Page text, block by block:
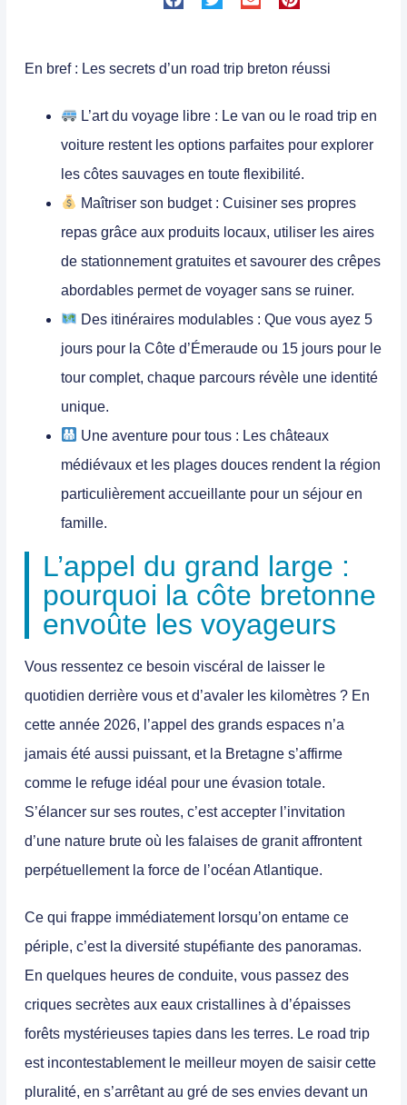
En bref : Les secrets d’un road trip breton réussi
L’art du voyage libre : Le van ou le road trip en
voiture restent les options parfaites pour explorer
les côtes sauvages en toute flexibilité.
Maîtriser son budget : Cuisiner ses propres
repas grâce aux produits locaux, utiliser les aires
de stationnement gratuites et savourer des crêpes
abordables permet de voyager sans se ruiner.
Des itinéraires modulables : Que vous ayez 5
jours pour la Côte d’Émeraude ou 15 jours pour le
tour complet, chaque parcours révèle une identité
unique.
Une aventure pour tous : Les châteaux
médiévaux et les plages douces rendent la région
particulièrement accueillante pour un séjour en
famille.
L’appel du grand large :
pourquoi la côte bretonne
envoûte les voyageurs
Vous ressentez ce besoin viscéral de laisser le
quotidien derrière vous et d’avaler les kilomètres ? En
cette année 2026, l’appel des grands espaces n’a
jamais été aussi puissant, et la Bretagne s’affirme
comme le refuge idéal pour une évasion totale.
S’élancer sur ses routes, c’est accepter l’invitation
d’une nature brute où les falaises de granit affrontent
perpétuellement la force de l’océan Atlantique.
Ce qui frappe immédiatement lorsqu’on entame ce
périple, c’est la diversité stupéfiante des panoramas.
En quelques heures de conduite, vous passez des
criques secrètes aux eaux cristallines à d’épaisses
forêts mystérieuses tapies dans les terres. Le road trip
est incontestablement le meilleur moyen de saisir cette
pluralité, en s’arrêtant au gré de ses envies devant un